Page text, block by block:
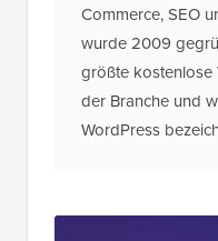
Commerce, SEO
wurde 2009
größte kostenlose
der Branche und
WordPress